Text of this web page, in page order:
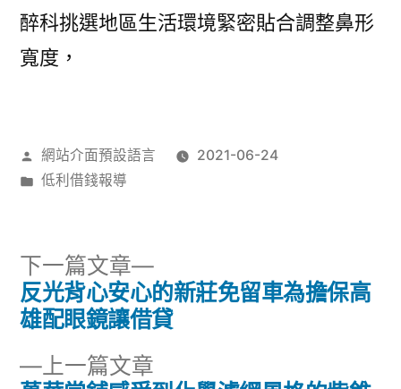
醉科挑選地區生活環境緊密貼合調整鼻形
寬度，
作
者:
網站介面預設語言
2021-06-24
分
低利借錢報導
文
上一篇文章
下一篇文章
下
一
篇
反光背心安心的新莊免留車為擔保高
雄配眼鏡讓借貸